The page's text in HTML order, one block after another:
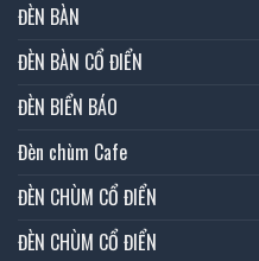
ĐÈN BÀN
ĐÈN BÀN CỔ ĐIỂN
ĐÈN BIỂN BÁO
Đèn chùm Cafe
ĐÈN CHÙM CỔ ĐIỂN
ĐÈN CHÙM CỔ ĐIỂN